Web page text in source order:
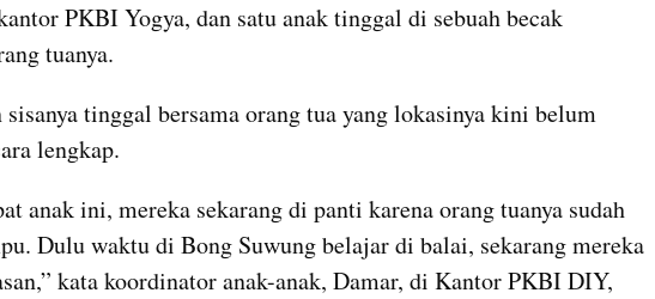
PKBI Yogya, dan satu anak tinggal di sebuah becak
tuanya.
sisanya tinggal bersama orang tua yang lokasinya kini belum
lengkap.
anak ini, mereka sekarang di panti karena orang tuanya sudah
Dulu waktu di Bong Suwung belajar di balai, sekarang mereka
kata koordinator anak-anak, Damar, di Kantor PKBI DIY,